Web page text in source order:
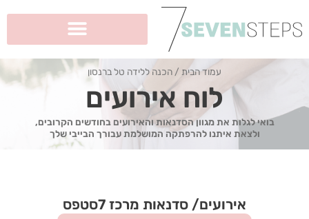
לתוכן
עמוד הבית / הכנה ללידה טל ברנסון
לוח אירועים
בואי לגלות את מגוון הסדנאות והאירועים בחודשים הקרובים,
ולצאת איתנו להרפתקה המושלמת עבורך הבייבי שלך
אירועים/ סדנאות מרכז 7סטפס